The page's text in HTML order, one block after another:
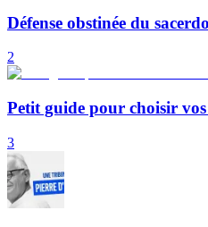
Défense obstinée du
2
Petit guide pour choisir vos
3